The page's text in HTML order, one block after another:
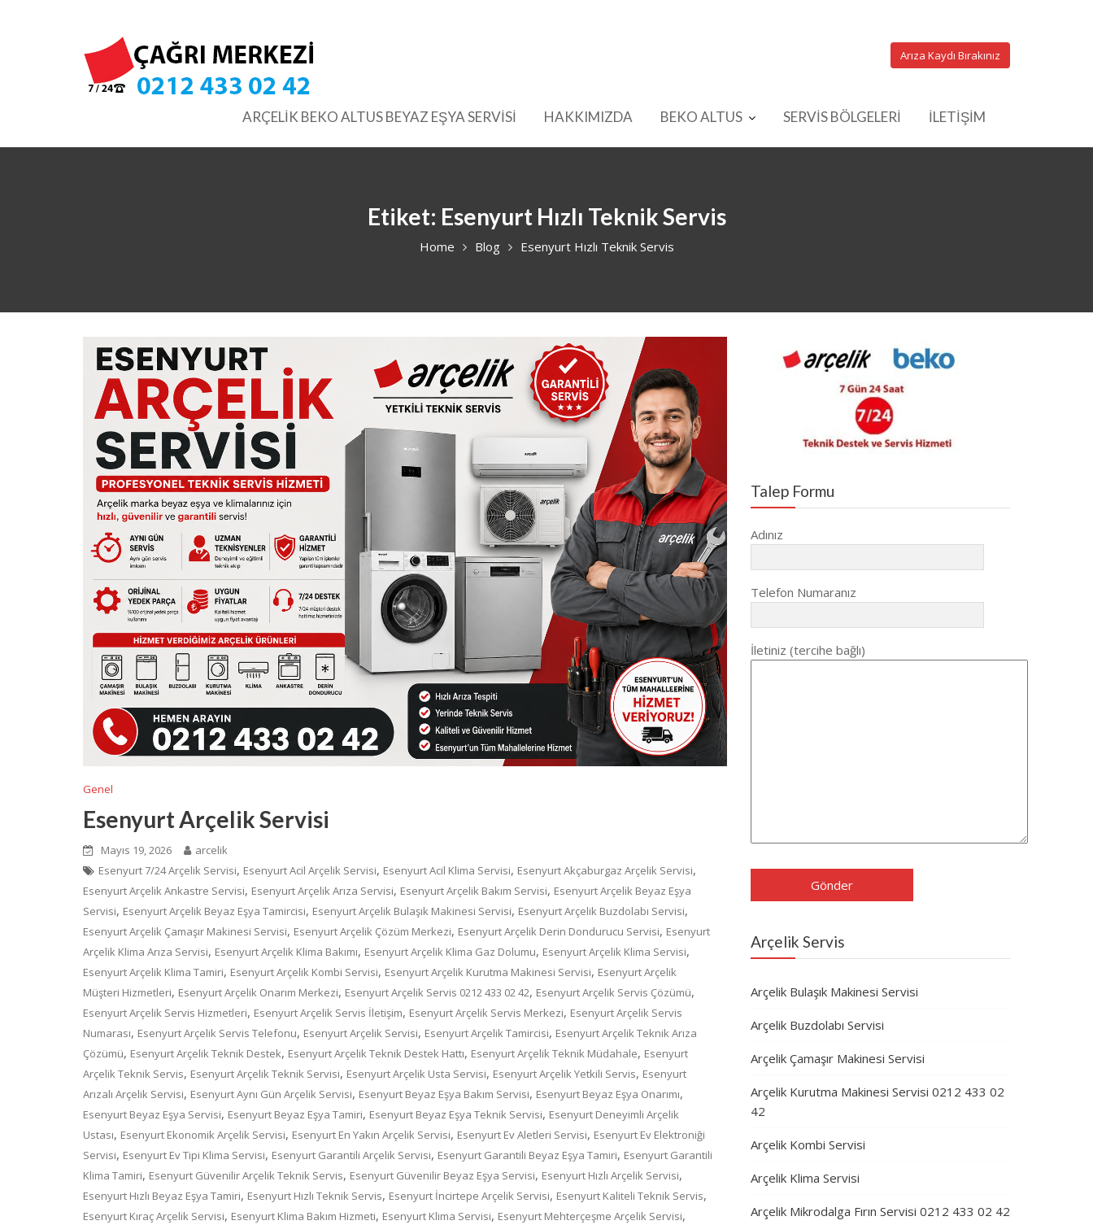
Arıza Kaydı Bırakınız
ARÇELİK BEKO ALTUS BEYAZ EŞYA SERVİSİ HAKKIMIZDA BEKO ALTUS SERVİS BÖLGELERİ İLETİŞİM
Etiket: Esenyurt Hızlı Teknik Servis
Home Blog Esenyurt Hızlı Teknik Servis
Genel
Esenyurt Arçelik Servisi
Mayıs 19, 2026
arcelik
Esenyurt 7/24 Arçelik Servisi, Esenyurt Acil Arçelik Servisi, Esenyurt Acil Klima Servisi, Esenyurt Akçaburgaz Arçelik Servisi,
Esenyurt Arçelik Ankastre Servisi, Esenyurt Arçelik Arıza Servisi, Esenyurt Arçelik Bakım Servisi, Esenyurt Arçelik Beyaz Eşya
Servisi, Esenyurt Arçelik Beyaz Eşya Tamircisi, Esenyurt Arçelik Bulaşık Makinesi Servisi, Esenyurt Arçelik Buzdolabı Servisi,
Esenyurt Arçelik Çamaşır Makinesi Servisi, Esenyurt Arçelik Çözüm Merkezi, Esenyurt Arçelik Derin Dondurucu Servisi, Esenyurt
Arçelik Klima Arıza Servisi, Esenyurt Arçelik Klima Bakımı, Esenyurt Arçelik Klima Gaz Dolumu, Esenyurt Arçelik Klima Servisi,
Esenyurt Arçelik Klima Tamiri, Esenyurt Arçelik Kombi Servisi, Esenyurt Arçelik Kurutma Makinesi Servisi, Esenyurt Arçelik
Müşteri Hizmetleri, Esenyurt Arçelik Onarım Merkezi, Esenyurt Arçelik Servis 0212 433 02 42, Esenyurt Arçelik Servis Çözümü,
Esenyurt Arçelik Servis Hizmetleri, Esenyurt Arçelik Servis İletişim, Esenyurt Arçelik Servis Merkezi, Esenyurt Arçelik Servis
Numarası, Esenyurt Arçelik Servis Telefonu, Esenyurt Arçelik Servisi, Esenyurt Arçelik Tamircisi, Esenyurt Arçelik Teknik Arıza
Çözümü, Esenyurt Arçelik Teknik Destek, Esenyurt Arçelik Teknik Destek Hattı, Esenyurt Arçelik Teknik Müdahale, Esenyurt
Arçelik Teknik Servis, Esenyurt Arçelik Teknik Servisi, Esenyurt Arçelik Usta Servisi, Esenyurt Arçelik Yetkili Servis, Esenyurt
Arızalı Arçelik Servisi, Esenyurt Aynı Gün Arçelik Servisi, Esenyurt Beyaz Eşya Bakım Servisi, Esenyurt Beyaz Eşya Onarımı,
Esenyurt Beyaz Eşya Servisi, Esenyurt Beyaz Eşya Tamiri, Esenyurt Beyaz Eşya Teknik Servisi, Esenyurt Deneyimli Arçelik
Ustası, Esenyurt Ekonomik Arçelik Servisi, Esenyurt En Yakın Arçelik Servisi, Esenyurt Ev Aletleri Servisi, Esenyurt Ev Elektroniği
Servisi, Esenyurt Ev Tipi Klima Servisi, Esenyurt Garantili Arçelik Servisi, Esenyurt Garantili Beyaz Eşya Tamiri, Esenyurt Garantili
Klima Tamiri, Esenyurt Güvenilir Arçelik Teknik Servis, Esenyurt Güvenilir Beyaz Eşya Servisi, Esenyurt Hızlı Arçelik Servisi,
Esenyurt Hızlı Beyaz Eşya Tamiri, Esenyurt Hızlı Teknik Servis, Esenyurt İncirtepe Arçelik Servisi, Esenyurt Kaliteli Teknik Servis,
Esenyurt Kıraç Arçelik Servisi, Esenyurt Klima Bakım Hizmeti, Esenyurt Klima Servisi, Esenyurt Mehterçeşme Arçelik Servisi,
Talep Formu
Adınız
Telefon Numaranız
İletiniz (tercihe bağlı)
Arçelik Servis
Arçelik Bulaşık Makinesi Servisi
Arçelik Buzdolabı Servisi
Arçelik Çamaşır Makinesi Servisi
Arçelik Kurutma Makinesi Servisi 0212 433 02
42
Arçelik Kombi Servisi
Arçelik Klima Servisi
Arçelik Mikrodalga Fırın Servisi 0212 433 02 42